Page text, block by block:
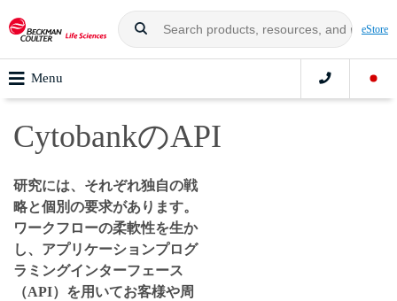
eStore
Menu
CytobankのAPI
研究には、それぞれ独自の戦
略と個別の要求があります。
ワークフローの柔軟性を生か
し、アプリケーションプログ
ラミングインターフェース
（API）を用いてお客様や周